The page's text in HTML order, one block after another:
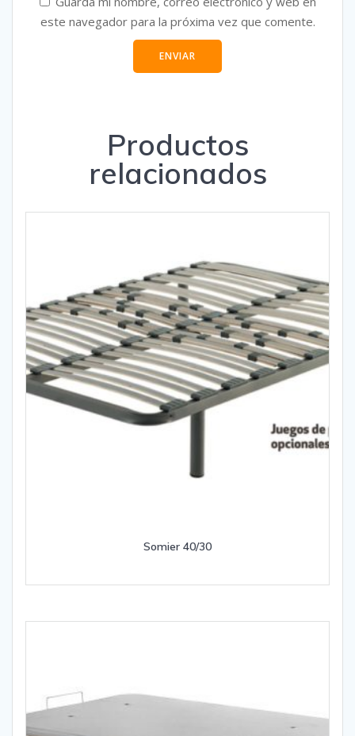
este navegador para la próxima vez que comente.
Productos
relacionados
Somier 40/30